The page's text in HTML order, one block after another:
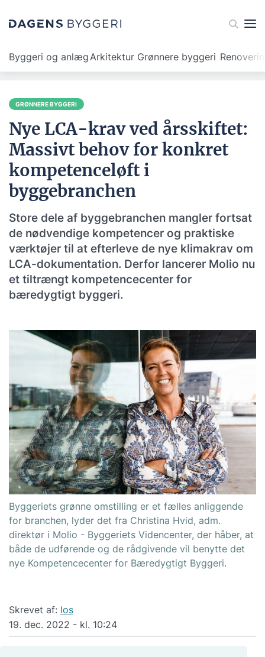
Byggeri og anlægArkitektur Grønnere byggeri
GRØNNERE BYGGERI
Nye LCA-krav ved årsskiftet:
Massivt behov for konkret
kompetenceløft i
byggebranchen
Store dele af byggebranchen mangler fortsat
de nødvendige kompetencer og praktiske
værktøjer til at efterleve de nye klimakrav om
LCA-dokumentation. Derfor lancerer Molio nu
et tiltrængt kompetencecenter for
bæredygtigt byggeri.
Byggeriets grønne omstilling er et fælles anliggende
for branchen, lyder det fra Christina Hvid, adm.
direktør i Molio - Byggeriets Videncenter, der håber, at
både de udførende og de rådgivende vil benytte det
nye Kompetencecenter for Bæredygtigt Byggeri.
Skrevet af: los
19. dec. 2022 - kl. 10:24